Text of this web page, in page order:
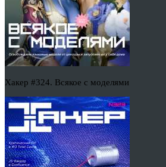
Хакер #324. Всякое с моделями